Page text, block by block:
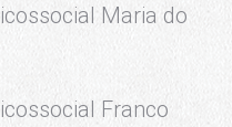
Maria do
Franco